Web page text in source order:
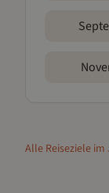
Alle Reiseziele im